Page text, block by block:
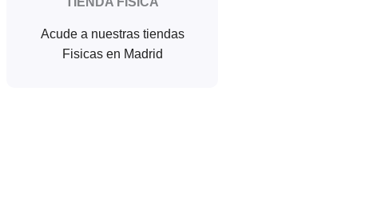
Acude a nuestras tiendas
Fisicas en Madrid